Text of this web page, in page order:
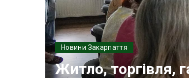
Новини Закарпаття
Житло, торгівля,